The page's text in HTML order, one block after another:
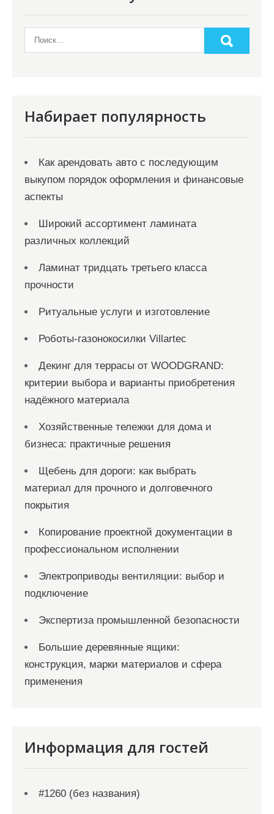
Набирает популярность
Как арендовать авто с последующим
выкупом порядок оформления и финансовые
аспекты
Широкий ассортимент ламината
различных коллекций
Ламинат тридцать третьего класса
прочности
Ритуальные услуги и изготовление
Роботы-газонокосилки Villartec
Декинг для террасы от WOODGRAND:
критерии выбора и варианты приобретения
надёжного материала
Хозяйственные тележки для дома и
бизнеса: практичные решения
Щебень для дороги: как выбрать
материал для прочного и долговечного
покрытия
Копирование проектной документации в
профессиональном исполнении
Электроприводы вентиляции: выбор и
подключение
Экспертиза промышленной безопасности
Большие деревянные ящики:
конструкция, марки материалов и сфера
применения
Информация для гостей
#1260 (без названия)